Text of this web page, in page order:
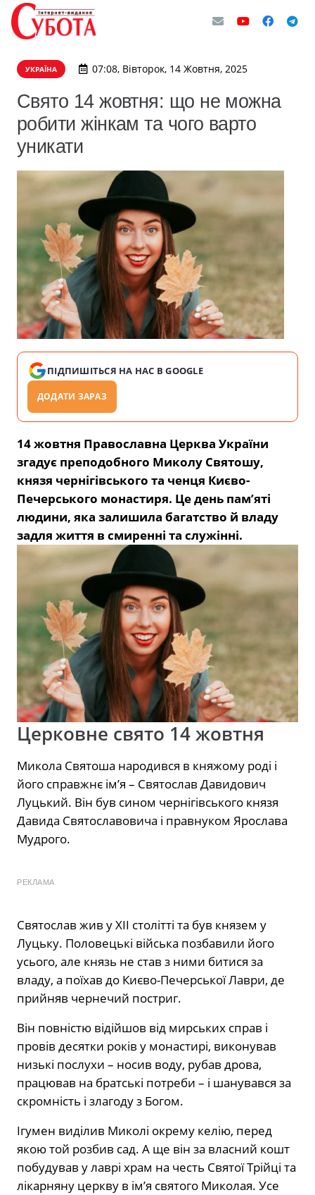
УКРАЇНА 07:08, Вівторок, 14 Жовтня, 2025
Свято 14 жовтня: що не можна
робити жінкам та чого варто
уникати
ПІДПИШІТЬСЯ НА НАС В GOOGLE
ДОДАТИ ЗАРАЗ
14 жовтня Православна Церква України
згадує преподобного Миколу Святошу,
князя чернігівського та ченця Києво-
Печерського монастиря. Це день пам’яті
людини, яка залишила багатство й владу
задля життя в смиренні та служінні.
Церковне свято 14 жовтня
Микола Святоша народився в княжому роді і
його справжнє ім’я – Святослав Давидович
Луцький. Він був сином чернігівського князя
Давида Святославовича і правнуком Ярослава
Мудрого.
РЕКЛАМА
Святослав жив у XII столітті та був князем у
Луцьку. Половецькі війська позбавили його
усього, але князь не став з ними битися за
владу, а поїхав до Києво-Печерської Лаври, де
прийняв чернечий постриг.
Він повністю відійшов від мирських справ і
провів десятки років у монастирі, виконував
низькі послухи – носив воду, рубав дрова,
працював на братські потреби – і шанувався за
скромність і злагоду з Богом.
Ігумен виділив Миколі окрему келію, перед
якою той розбив сад. А ще він за власний кошт
побудував у лаврі храм на честь Святої Трійці та
лікарняну церкву в ім’я святого Миколая. Усе